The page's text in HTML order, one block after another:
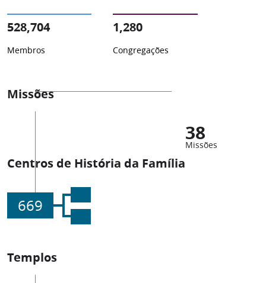
528,704
Membros
1,280
Congregações
Missões
38
Missões
Centros de História da Família
669
Templos